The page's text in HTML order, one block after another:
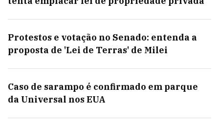
Protestos e votação no Senado: entenda a
proposta de 'Lei de Terras' de Milei
Caso de sarampo é confirmado em parque
da Universal nos EUA